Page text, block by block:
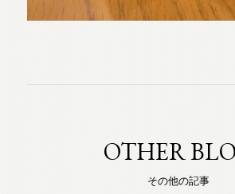
OTHER
その他の記事